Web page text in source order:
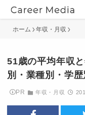
ホーム 年収・月収
51歳の平均年収
別・業種別・学歴
PR 年収・月収